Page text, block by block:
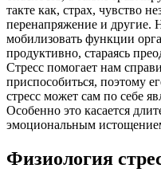
такте как, страх, чувство
перенапряжение и другие.
мобилизовать функции
продуктивно, стараясь
Стресс помогает нам
приспособиться, поэтому
стресс может сам по себе
Особенно это касается
эмоциональным
Физиология